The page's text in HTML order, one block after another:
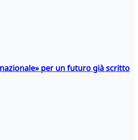
per un futuro già scritto